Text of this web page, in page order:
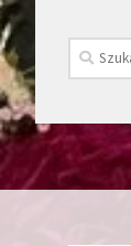
Szukaj: